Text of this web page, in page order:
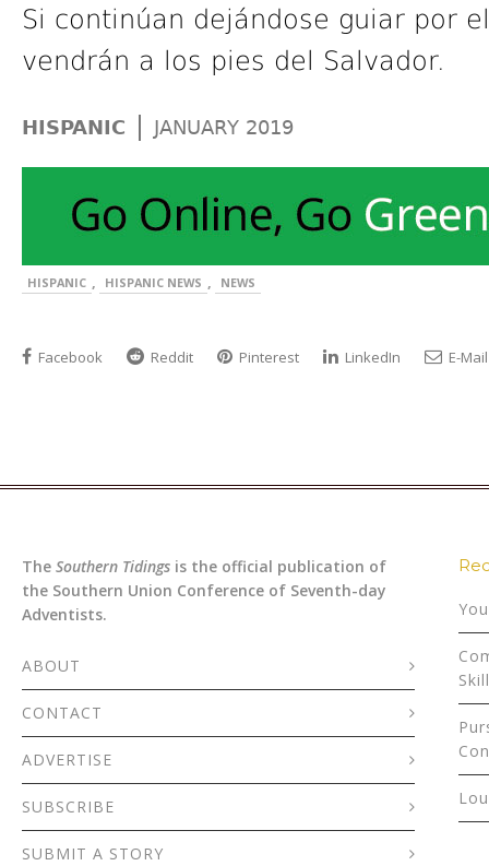
Si continúan dejándose guiar por
vendrán a los pies del Salvador.
HISPANIC | JANUARY 2019
HISPANIC , HISPANIC NEWS , NEWS
Facebook Reddit Pinterest LinkedIn E-Mail
The Southern Tidings is the official publication of
the Southern Union Conference of Seventh-day
Adventists.
ABOUT
CONTACT
ADVERTISE
SUBSCRIBE
SUBMIT A STORY